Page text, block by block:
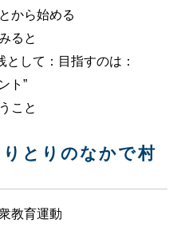
から始める
ると
として：目指すのは：
ト”
こと
とりのなかで村
教育運動